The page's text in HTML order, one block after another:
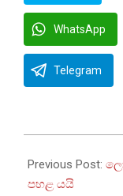
WhatsApp
Telegram
07-
14
Previous Post:
පහළ යයි